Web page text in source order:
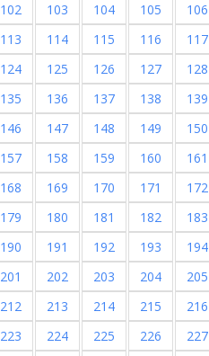
102 103 104 105 106
113 114 115 116 117
124 125 126 127 128
135 136 137 138 139
146 147 148 149 150
157 158 159 160 161
168 169 170 171 172
179 180 181 182 183
190 191 192 193 194
201 202 203 204 205
212 213 214 215 216
223 224 225 226 227